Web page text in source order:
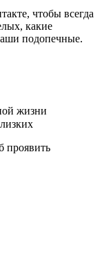
чтобы всегда
какие
подопечные.
жизни
проявить